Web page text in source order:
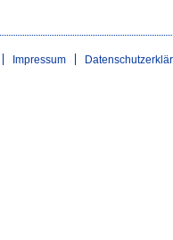
Impressum